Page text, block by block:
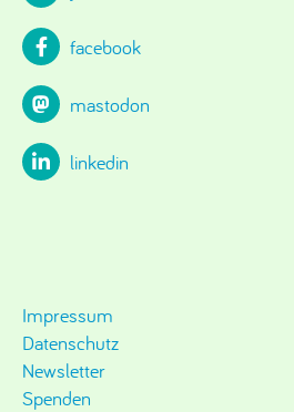
facebook
mastodon
linkedin
Impressum
Datenschutz
Newsletter
Spenden